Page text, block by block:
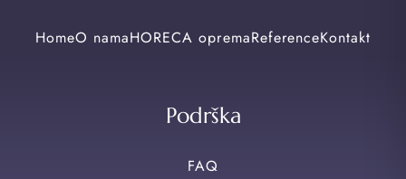
HomeO namaHORECA opremaReferenceKontakt
Podrška
FAQ